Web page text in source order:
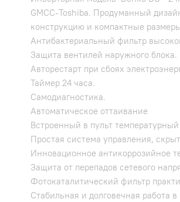
GMCC-Toshiba. Продуманный
конструкцию и компактные
Антибактериальный фильтр
Защита
Авторестарт при сбоях
Таймер 24 часа.
Самодиагностика.
Автоматическое оттаивание
Встроенный в пульт
Простая система управления,
Инновационное антикоррозийное
Защита от перепадов сетевого
Фотокаталитический фильтр
Стабильная и долговечная работа